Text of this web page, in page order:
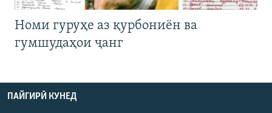
Номи гуруҳе аз қурбониён ва
гумшудаҳои ҷанг
ПАЙГИРӢ КУНЕД